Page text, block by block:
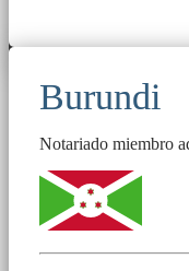
Burundi
Notariado miembro